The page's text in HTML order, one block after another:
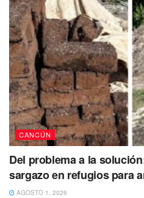
De forma extraoficial también,
también habría sido presa de
año 2018 cuando se
ministerial en una gasolinera
Andrés Quintana Roo y
Tras lo ocurrido,
este asesinato
habría sido una
un grupo delictivo.
CANCÚN
Del problema a la
sargazo en refugios para
AGOSTO 1, 2026